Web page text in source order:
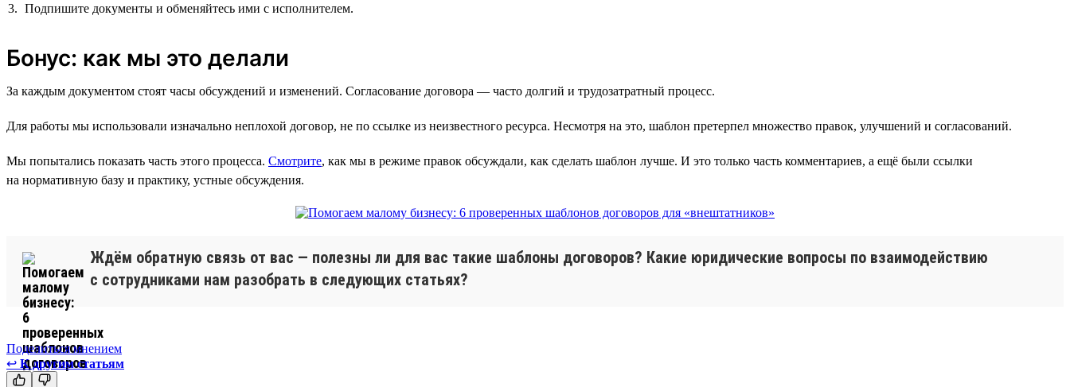
Подпишите документы и обменяйтесь ими с исполнителем.
Бонус: как мы это делали
За каждым документом стоят часы обсуждений и изменений. Согласование договора — часто долгий и трудозатратный процесс.
Для работы мы использовали изначально неплохой договор, не по ссылке из неизвестного ресурса. Несмотря на это, шаблон претерпел множество правок, улучшений и согласований.
Мы попытались показать часть этого процесса. Смотрите, как мы в режиме правок обсуждали, как сделать шаблон лучше. И это только часть комментариев, а ещё были ссылки
на нормативную базу и практику, устные обсуждения.
Ждём обратную связь от вас — полезны ли для вас такие шаблоны договоров? Какие юридические вопросы по взаимодействию
с сотрудниками нам разобрать в следующих статьях?
Поделиться мнением
↩ К другим статьям